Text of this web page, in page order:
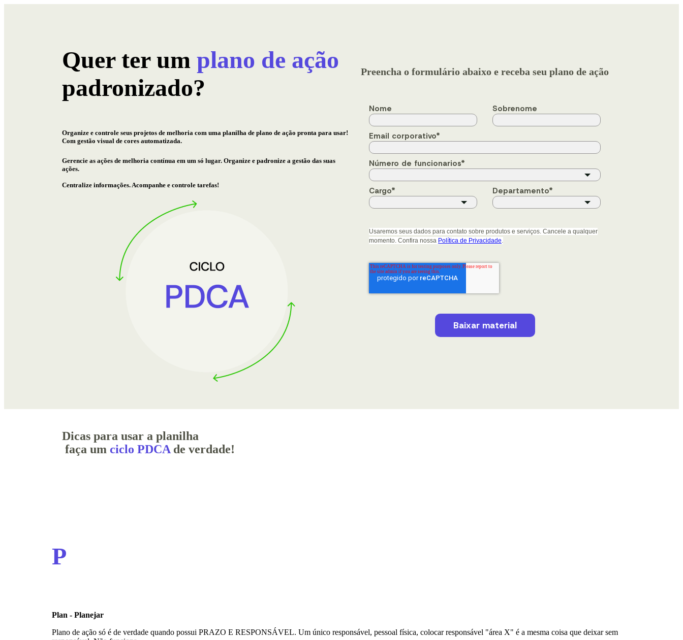
Quer ter um plano de ação
padronizado?
Organize e controle seus projetos de melhoria com uma planilha de plano de ação pronta para usar!
Com gestão visual de cores automatizada.
Gerencie as ações de melhoria contínua em um só lugar. Organize e padronize a gestão das suas
ações.
Centralize informações. Acompanhe e controle tarefas!
Preencha o formulário abaixo e receba seu plano de ação
Nome Sobrenome
Email corporativo*
Número de funcionarios*
Cargo* Departamento*
Usaremos seus dados para contato sobre produtos e serviços. Cancele a qualquer
momento. Confira nossa Política de Privacidade.
Baixar material
Dicas para usar a planilha
faça um ciclo PDCA de verdade!
P
Plan - Planejar
Plano de ação só é de verdade quando possui PRAZO E RESPONSÁVEL. Um único responsável, pessoal física, colocar responsável "área X" é a mesma coisa que deixar sem